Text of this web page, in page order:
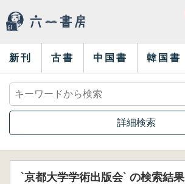
新刊 古書 中国書 韓国書
詳細検索
`京都大学学術出版会` の検索結果